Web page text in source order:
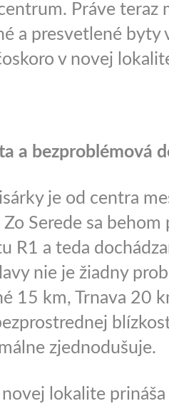
Práve teraz
a presvetlené byty
v novej
a bezproblémová
je od centra
Serede sa behom
R1 a teda
nie je žiadny
15 km, Trnava 20
zjednodušuje.
lokalite